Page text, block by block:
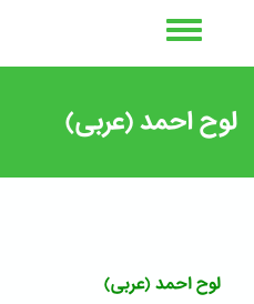
لوح احمد (عربی)
لوح احمد (عربی)